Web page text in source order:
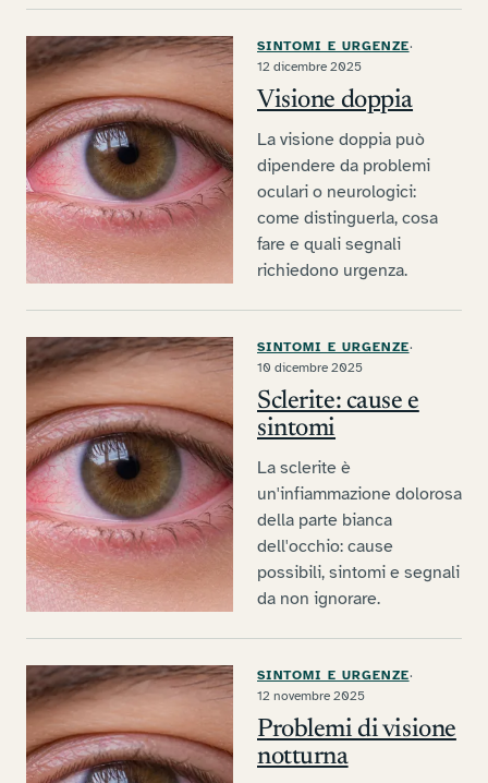
SINTOMI E URGENZE·
12 dicembre 2025
Visione doppia
La visione doppia può
dipendere da problemi
oculari o neurologici:
come distinguerla, cosa
fare e quali segnali
richiedono urgenza.
SINTOMI E URGENZE·
10 dicembre 2025
Sclerite: cause e
sintomi
La sclerite è
un'infiammazione dolorosa
della parte bianca
dell'occhio: cause
possibili, sintomi e segnali
da non ignorare.
SINTOMI E URGENZE·
12 novembre 2025
Problemi di visione
notturna